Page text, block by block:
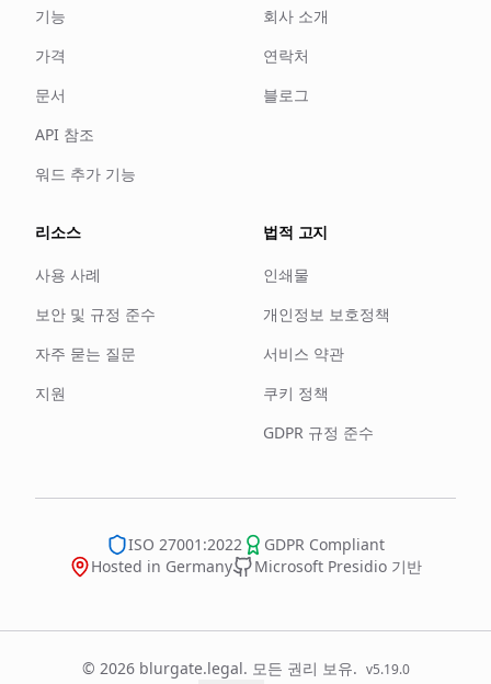
기능
가격
문서
API 참조
워드 추가 기능
회사 소개
연락처
블로그
리소스
사용 사례
보안 및 규정 준수
자주 묻는 질문
지원
법적 고지
인쇄물
개인정보 보호정책
서비스 약관
쿠키 정책
GDPR 규정 준수
ISO 27001:2022
GDPR Compliant
Hosted in Germany
Microsoft Presidio 기반
© 2026 blurgate.legal. 모든 권리 보유. v5.19.0